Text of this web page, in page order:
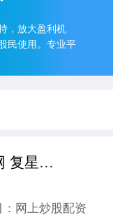
，放大盈利机
民使用。专业平
股票配资官网 复星医药：子公司拟以2700万美元受让复星凯特50%股权
网上炒股配资